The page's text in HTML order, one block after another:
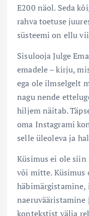
E200 näol. Seda
rahva toetuse
süsteemi on ellu
Sisulooja Julge
emadele – kirju,
ega ole ilmselgelt
nagu nende
hiljem näitab.
oma Instagrami
selle üleoleva ja
Küsimus ei ole siin
või mitte. Küsimus
naeruvääristamine
kontekstist välja